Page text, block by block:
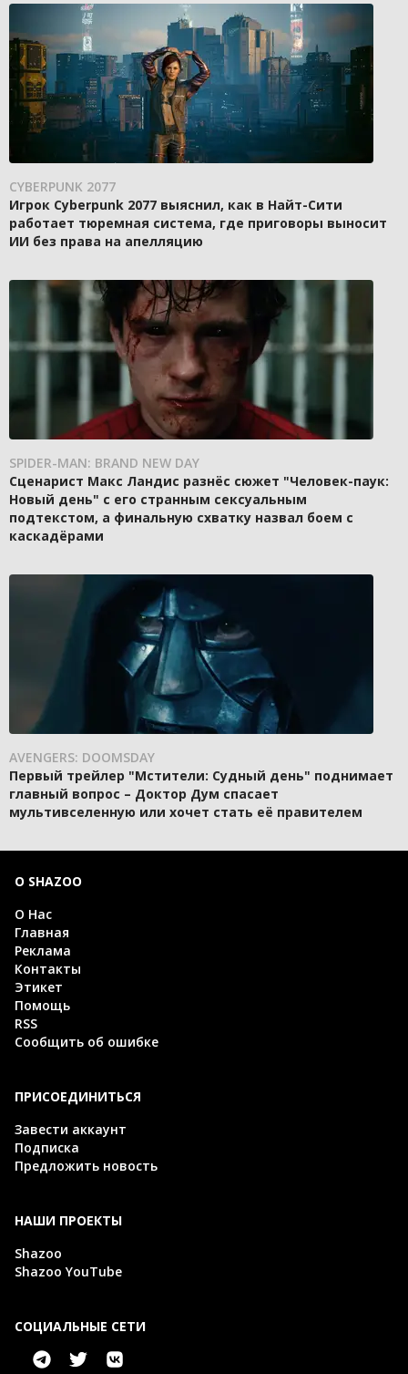
CYBERPUNK 2077
Игрок Cyberpunk 2077 выяснил, как в Найт-Сити
работает тюремная система, где приговоры выносит
ИИ без права на апелляцию
SPIDER-MAN: BRAND NEW DAY
Сценарист Макс Ландис разнёс сюжет "Человек-паук:
Новый день" с его странным сексуальным
подтекстом, а финальную схватку назвал боем с
каскадёрами
AVENGERS: DOOMSDAY
Первый трейлер "Мстители: Судный день" поднимает
главный вопрос – Доктор Дум спасает
мультивселенную или хочет стать её правителем
О SHAZOO
О Нас
Главная
Реклама
Контакты
Этикет
Помощь
RSS
Сообщить об ошибке
ПРИСОЕДИНИТЬСЯ
Завести аккаунт
Подписка
Предложить новость
НАШИ ПРОЕКТЫ
Shazoo
Shazoo YouTube
СОЦИАЛЬНЫЕ СЕТИ